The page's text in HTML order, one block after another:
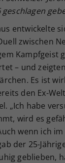
geschlagen
entwickelte
zwischen
Kampfgeist
– und
Es ist
den Ex-
„Ich habe
wird es
wenn ich
der 25-
geblieben,